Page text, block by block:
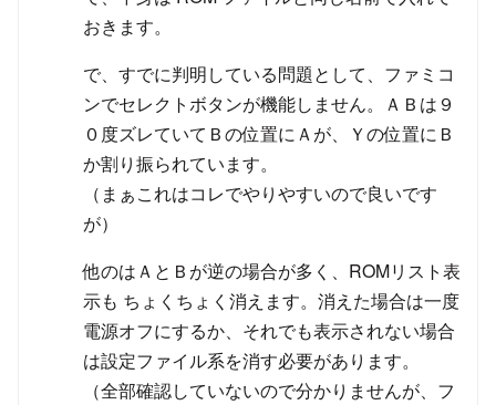
おきます。
で、すでに判明している問題として、ファミコ
ンでセレクトボタンが機能しません。ＡＢは９
０度ズレていてＢの位置にＡが、Ｙの位置にＢ
か割り振られています。
（まぁこれはコレでやりやすいので良いです
が）
他のはＡとＢが逆の場合が多く、ROMリスト表
示も ちょくちょく消えます。消えた場合は一度
電源オフにするか、それでも表示されない場合
は設定ファイル系を消す必要があります。
（全部確認していないので分かりませんが、フ